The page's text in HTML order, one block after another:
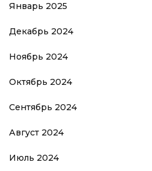
Январь 2025
Декабрь 2024
Ноябрь 2024
Октябрь 2024
Сентябрь 2024
Август 2024
Июль 2024